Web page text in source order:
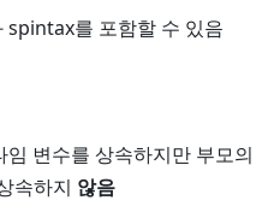
spintax를 포함할 수 있음
변수를 상속하지만 부모의
속하지 않음